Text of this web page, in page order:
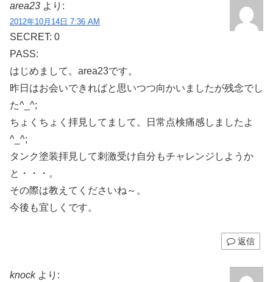
area23 より:
2012年10月14日 7:36 AM
SECRET: 0
PASS:
はじめまして。area23です。
昨日はお会いできればと思いつつ向かいましたが残念でし
た^_^;
ちょくちょく拝見してまして。日常点検痛感しましたよ
^_^;
タンク塗装拝見して刺激受け自分もチャレンジしようか
と・・・。
その際は教えてくださいね～。
今後も宜しくです。
返信
knock より: